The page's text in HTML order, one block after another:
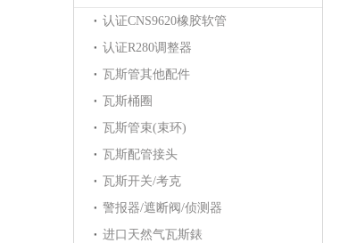
认证CNS9620橡胶软管
认证R280调整器
瓦斯管其他配件
瓦斯桶圈
瓦斯管束(束环)
瓦斯配管接头
瓦斯开关/考克
警报器/遮断阀/侦测器
进口天然气瓦斯錶